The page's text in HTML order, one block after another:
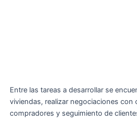
Entre las tareas a desarrollar se
viviendas, realizar negociaciones con
compradores y seguimiento de